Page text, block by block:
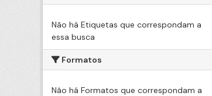
Não há Etiquetas que correspondam a
essa busca
Formatos
Não há Formatos que correspondam a